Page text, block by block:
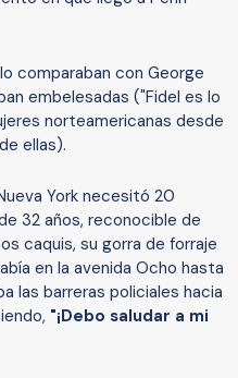
comparaban con George
embelesadas ("Fidel es lo
norteamericanas desde
ellas).
York necesitó 20
32 años, reconocible de
caquis, su gorra de forraje
en la avenida Ocho hasta
las barreras policiales hacia
"¡Debo saludar a mi